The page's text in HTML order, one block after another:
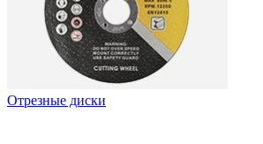
Отрезные диски